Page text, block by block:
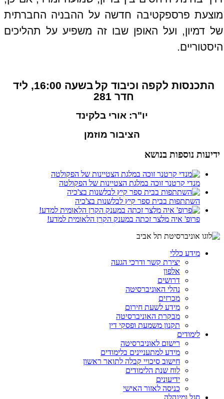
מוצעת פרספקטיבה חדשה על ההבניה החברתית
של דמיון, ועל האופן שבו זה משפיע על תהליכים
היסטוריים.
התכנסות לקפה וכיבוד קל
בשעה 16:00, ליד
חדר 281
יו"ר: אורי בלקינד
הציבור מוזמן
ידיעות נוספות בנושא
מנדי קרטנר זוכה במלגת הצטיינות של הפקולטה
השתתפות בבית ספר קיץ לבלשנות בצ'כיה
פרופ' איה מלצר זכתה במענק הקרן הלאומית למדע!
מידע כללי
יצירת קשר ודרכי הגעה
אלפון
דרושים
נהלי האוניברסיטה
מכרזים
מידע לשעת חירום
מבקרת האוניברסיטה
תקנון משמעת ופסקי דין
לימודים
רישום לאוניברסיטה
מידע למתעניינים בלימודים
חישוב סיכויי קבלה לתואר ראשון
לוח שנת הלימודים
ידיעונים
כניסה לאזור האישי